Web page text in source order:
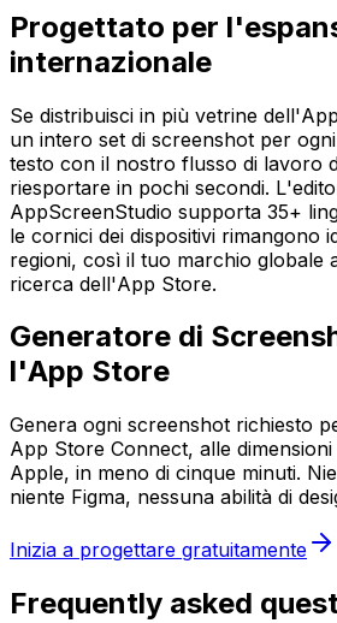
Progettato per
internazionale
Se distribuisci in più vetrine
un intero set di screenshot per
testo con il nostro flusso di lavoro
riesportare in pochi secondi.
AppScreenStudio supporta 35+
le cornici dei dispositivi rimangono
regioni, così il tuo marchio globale
ricerca dell'App Store.
Generatore di
l'App Store
Genera ogni screenshot richiesto
App Store Connect, alle
Apple, in meno di cinque minuti.
niente Figma, nessuna abilità di
Inizia a progettare gratuitamente
Frequently asked